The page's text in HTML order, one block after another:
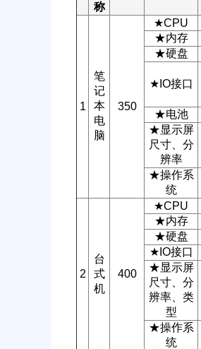
称
1
笔
记
本
电
脑
350
★CPU
★内存
★硬盘
★IO接口
★电池
★显示屏
尺寸、分
辨率
★操作系
统
2
台
式
机
400
★CPU
★内存
★硬盘
★IO接口
★显示屏
尺寸、分
辨率、类
型
★操作系
统